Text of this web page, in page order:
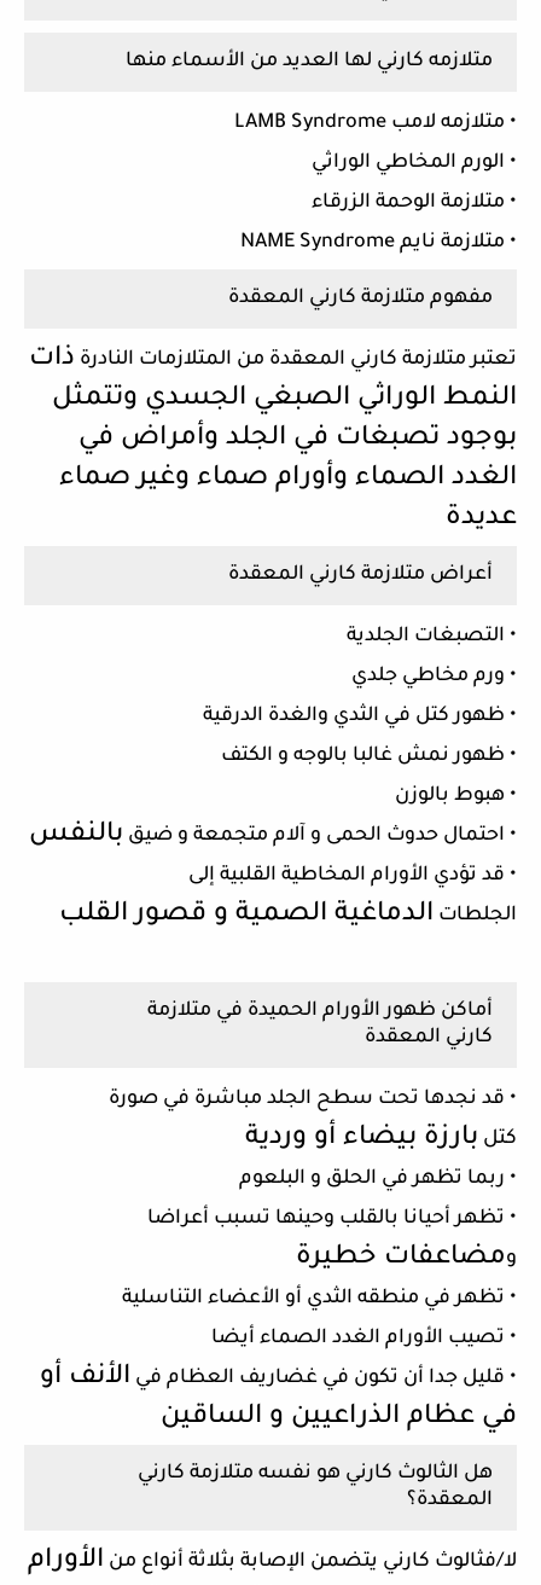
متلازمه كارني لها العديد من الأسماء منها
• متلازمه لامب LAMB Syndrome
• الورم المخاطي الوراثي
• متلازمة الوحمة الزرقاء
• متلازمة نايم NAME Syndrome
مفهوم متلازمة كارني المعقدة
تعتبر متلازمة كارني المعقدة من المتلازمات النادرة ذات
النمط الوراثي الصبغي الجسدي وتتمثل
بوجود تصبغات في الجلد وأمراض في
الغدد الصماء وأورام صماء وغير صماء
عديدة
أعراض متلازمة كارني المعقدة
• التصبغات الجلدية
• ورم مخاطي جلدي
• ظهور كتل في الثدي والغدة الدرقية
• ظهور نمش غالبا بالوجه و الكتف
• هبوط بالوزن
• احتمال حدوث الحمى و آلام متجمعة و ضيق بالنفس
• قد تؤدي الأورام المخاطية القلبية إلى
الجلطات الدماغية الصمية و قصور القلب
أماكن ظهور الأورام الحميدة في متلازمة
كارني المعقدة
• قد نجدها تحت سطح الجلد مباشرة في صورة
كتل بارزة بيضاء أو وردية
• ربما تظهر في الحلق و البلعوم
• تظهر أحيانا بالقلب وحينها تسبب أعراضا
ومضاعفات خطيرة
• تظهر في منطقه الثدي أو الأعضاء التناسلية
• تصيب الأورام الغدد الصماء أيضا
• قليل جدا أن تكون في غضاريف العظام في الأنف أو
في عظام الذراعيين و الساقين
هل الثالوث كارني هو نفسه متلازمة كارني
المعقدة؟
لا/فثالوث كارني يتضمن الإصابة بثلاثة أنواع من الأورام